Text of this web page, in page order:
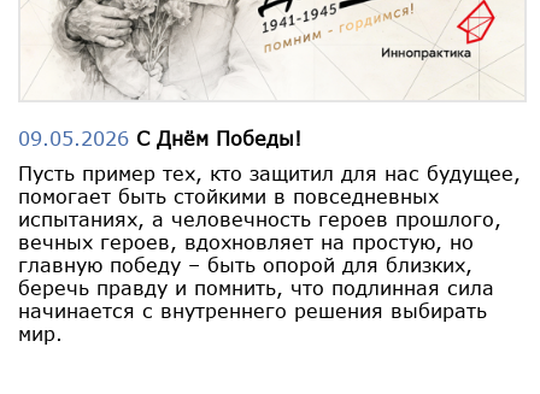
09.05.2026 С Днём Победы!
Пусть пример тех, кто защитил для нас будущее,
помогает быть стойкими в повседневных
испытаниях, а человечность героев прошлого,
вечных героев, вдохновляет на простую, но
главную победу – быть опорой для близких,
беречь правду и помнить, что подлинная сила
начинается с внутреннего решения выбирать
мир.